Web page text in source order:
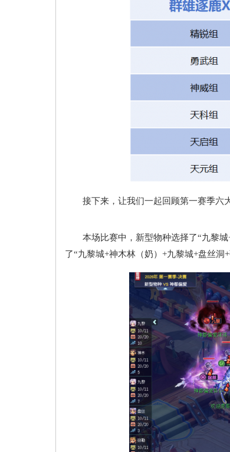
接下来，让我们一起回顾第一赛季六大
本场比赛中，新型物种选择了“九黎城+
了“九黎城+神木林（奶）+九黎城+盘丝洞